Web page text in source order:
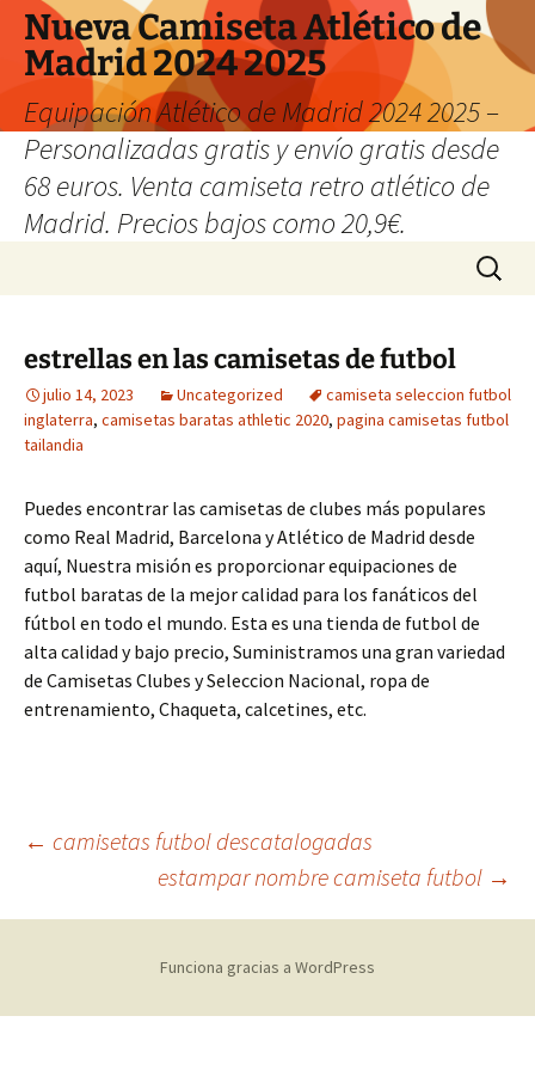
Nueva Camiseta Atlético de
Madrid 2024 2025
Equipación Atlético de Madrid 2024 2025 –
Personalizadas gratis y envío gratis desde
68 euros. Venta camiseta retro atlético de
Madrid. Precios bajos como 20,9€.
Buscar:
estrellas en las camisetas de futbol
julio 14, 2023 Uncategorized
camiseta seleccion futbol
inglaterra, camisetas baratas athletic 2020, pagina camisetas futbol
tailandia
Puedes encontrar las camisetas de clubes más populares
como Real Madrid, Barcelona y Atlético de Madrid desde
aquí, Nuestra misión es proporcionar equipaciones de
futbol baratas de la mejor calidad para los fanáticos del
fútbol en todo el mundo. Esta es una tienda de futbol de
alta calidad y bajo precio, Suministramos una gran variedad
de Camisetas Clubes y Seleccion Nacional, ropa de
entrenamiento, Chaqueta, calcetines, etc.
Navegación
de
entradas
← camisetas futbol descatalogadas
estampar nombre camiseta futbol →
Funciona gracias a WordPress